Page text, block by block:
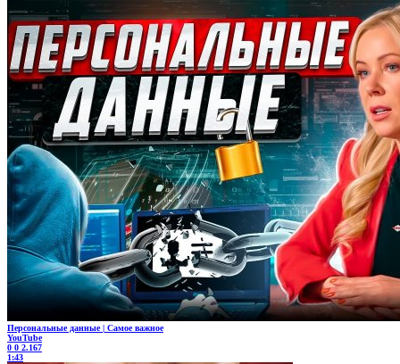
Персональные данные | Самое важное
YouTube
0 0 2.167
1:43